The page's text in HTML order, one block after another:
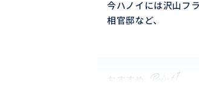
今ハノイには沢山フ
相官邸など、